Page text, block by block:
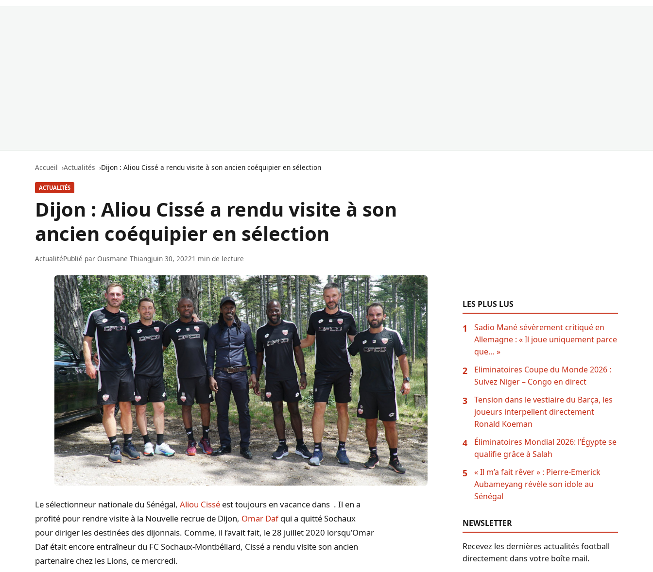
Accueil Actualités Dijon : Aliou Cissé a rendu visite à son ancien coéquipier en sélection
ACTUALITÉS
Dijon : Aliou Cissé a rendu visite à son
ancien coéquipier en sélection
ActualitéPublié par Ousmane Thiangjuin 30, 20221 min de lecture
Le sélectionneur nationale du Sénégal, Aliou Cissé est toujours en vacance dans . Il en a
profité pour rendre visite à la Nouvelle recrue de Dijon, Omar Dafqui a quitté Sochaux
pour diriger les destinées des dijonnais. Comme, il l’avait fait, le 28 juillet 2020 lorsqu’Omar
Daf était encore entraîneur du FC Sochaux-Montbéliard, Cissé a rendu visite son ancien
partenaire chez les Lions, ce mercredi.
LES PLUS LUS
1
Sadio Mané sévèrement critiqué en
Allemagne : « Il joue uniquement parce
que… »
2
Eliminatoires Coupe du Monde 2026 :
Suivez Niger – Congo en direct
3
Tension dans le vestiaire du Barça, les
joueurs interpellent directement
Ronald Koeman
4
Éliminatoires Mondial 2026: l’Égypte se
qualifie grâce à Salah
5
« Il m’a fait rêver » : Pierre-Emerick
Aubameyang révèle son idole au
Sénégal
NEWSLETTER
Recevez les dernières actualités football
directement dans votre boîte mail.